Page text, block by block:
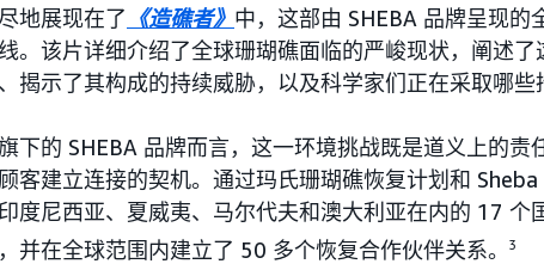
地展现在了 《造礁者》 中，这部由 SHEBA 品牌呈现的
。该片详细介绍了全球珊瑚礁面临的严峻现状，阐述
揭示了其构成的持续威胁，以及科学家们正在采取哪些
下的 SHEBA 品牌而言，这一环境挑战既是道义上的责
客建立连接的契机。通过玛氏珊瑚礁恢复计划和
度尼西亚、夏威夷、马尔代夫和澳大利亚在内的 17
并在全球范围内建立了 50 多个恢复合作伙伴关系。
3